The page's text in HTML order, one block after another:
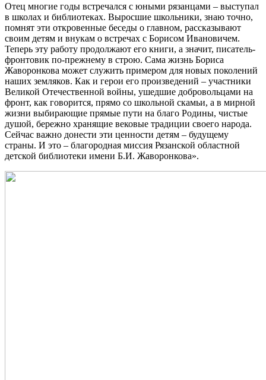
Отец многие годы встречался с юными рязанцами – выступал
в школах и библиотеках. Выросшие школьники, знаю точно,
помнят эти откровенные беседы о главном, рассказывают
своим детям и внукам о встречах с Борисом Ивановичем.
Теперь эту работу продолжают его книги, а значит, писатель-
фронтовик по-прежнему в строю. Сама жизнь Бориса
Жаворонкова может служить примером для новых поколений
наших земляков. Как и герои его произведений – участники
Великой Отечественной войны, ушедшие добровольцами на
фронт, как говорится, прямо со школьной скамьи, а в мирной
жизни выбирающие прямые пути на благо Родины, чистые
душой, бережно хранящие вековые традиции своего народа.
Сейчас важно донести эти ценности детям – будущему
страны. И это – благородная миссия Рязанской областной
детской библиотеки имени Б.И. Жаворонкова».